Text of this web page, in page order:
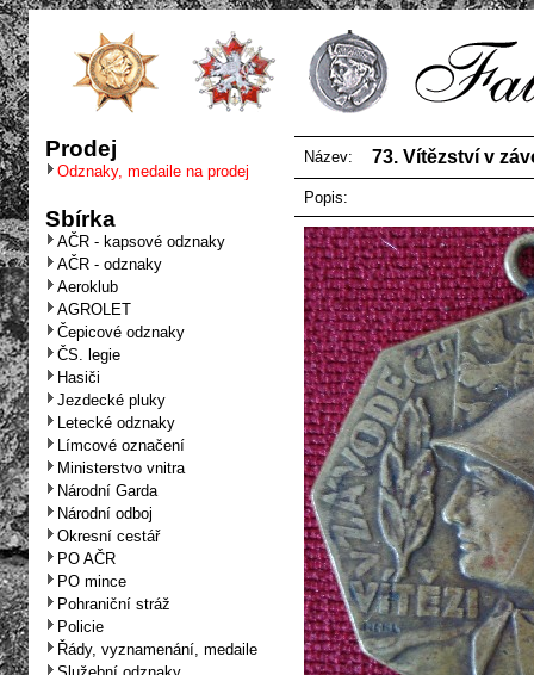
Prodej
Odznaky, medaile na prodej
Sbírka
AČR - kapsové odznaky
AČR - odznaky
Aeroklub
AGROLET
Čepicové odznaky
ČS. legie
Hasiči
Jezdecké pluky
Letecké odznaky
Límcové označení
Ministerstvo vnitra
Národní Garda
Národní odboj
Okresní cestář
PO AČR
PO mince
Pohraniční stráž
Policie
Řády, vyznamenání, medaile
Název: 73. Vítězství v
Popis: